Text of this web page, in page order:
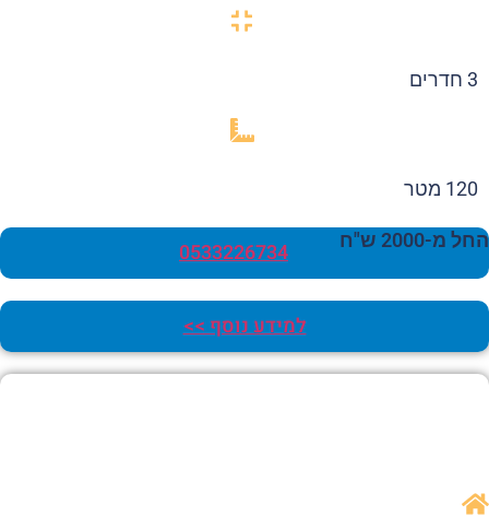
120 מטר
מ-2000 ש"ח 0533226734
למידע נוסף >>